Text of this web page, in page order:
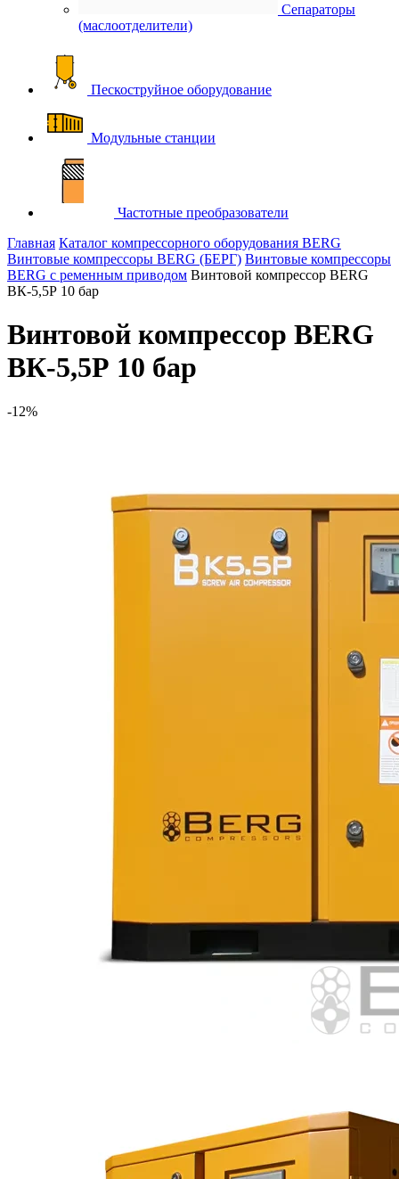
Сепараторы
(маслоотделители)
Пескоструйное оборудование
Модульные станции
Частотные преобразователи
Главная Каталог компрессорного оборудования BERG
Винтовые компрессоры BERG (БЕРГ) Винтовые компрессоры
BERG с ременным приводом Винтовой компрессор BERG
ВК-5,5Р 10 бар
Винтовой компрессор BERG
ВК-5,5Р 10 бар
-12%